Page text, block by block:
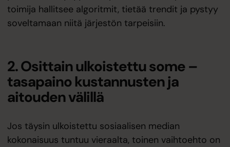
toimija hallitsee algoritmit, tietää trendit ja pystyy
soveltamaan niitä järjestön tarpeisiin.
2. Osittain ulkoistettu some –
tasapaino kustannusten ja
aitouden välillä
Jos täysin ulkoistettu sosiaalisen median
kokonaisuus tuntuu vieraalta, toinen vaihtoehto on